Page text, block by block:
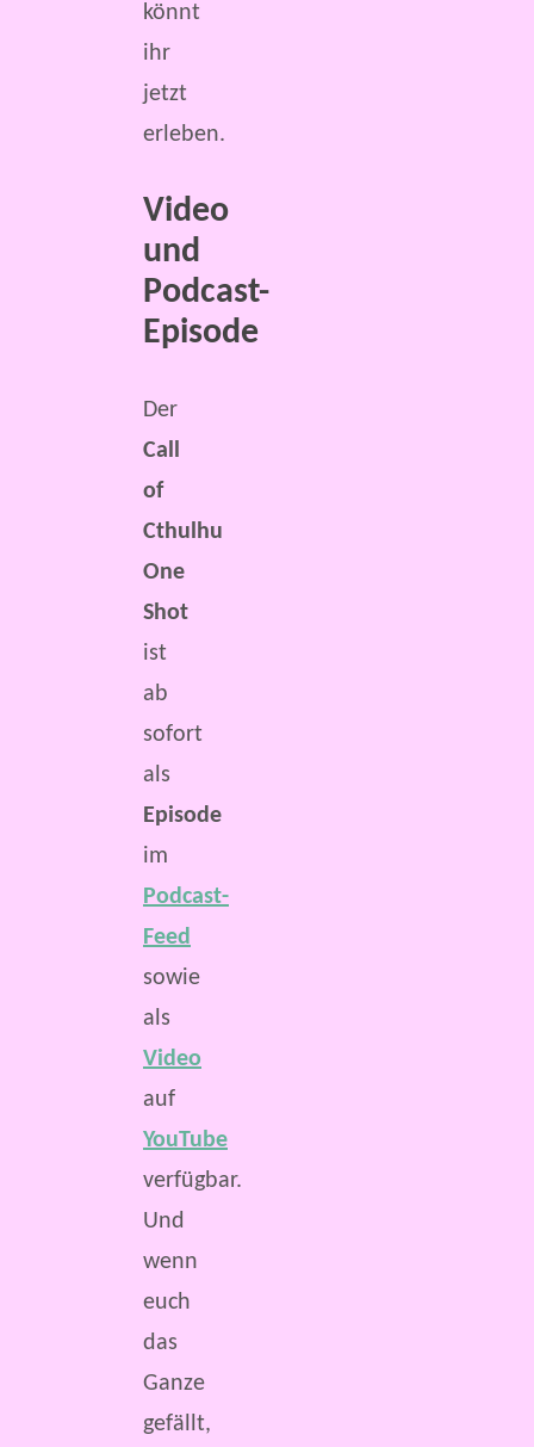
könnt
ihr
jetzt
erleben.
Video
und
Podcast-
Episode
Der
Call
of
Cthulhu
One
Shot
ist
ab
sofort
als
Episode
im
Podcast-
Feed
sowie
als
Video
auf
YouTube
verfügbar.
Und
wenn
euch
das
Ganze
gefällt,